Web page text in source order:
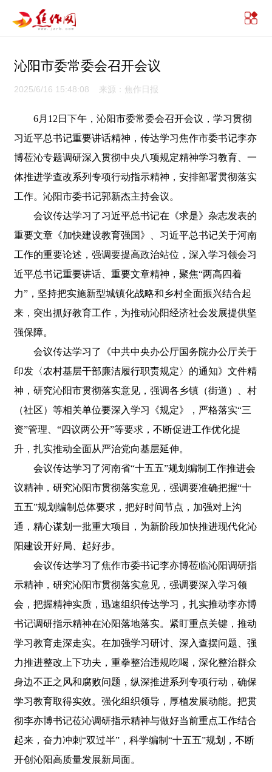
沁阳市委常委会召开会议
2025/6/16 15:48:08 来源：焦作日报
6月12日下午，沁阳市委常委会召开会议，学习贯彻
习近平总书记重要讲话精神，传达学习焦作市委书记李亦
博莅沁专题调研深入贯彻中央八项规定精神学习教育、一
体推进学查改系列专项行动指示精神，安排部署贯彻落实
工作。沁阳市委书记郭新杰主持会议。
会议传达学习了习近平总书记在《求是》杂志发表的
重要文章《加快建设教育强国》、习近平总书记关于河南
工作的重要论述，强调要提高政治站位，深入学习领会习
近平总书记重要讲话、重要文章精神，聚焦“两高四着
力”，坚持把实施新型城镇化战略和乡村全面振兴结合起
来，突出抓好教育工作，为推动沁阳经济社会发展提供坚
强保障。
会议传达学习了《中共中央办公厅国务院办公厅关于
印发〈农村基层干部廉洁履行职责规定〉的通知》文件精
神，研究沁阳市贯彻落实意见，强调各乡镇（街道）、村
（社区）等相关单位要深入学习《规定》，严格落实“三
资”管理、“四议两公开”等要求，不断促进工作优化提
升，扎实推动全面从严治党向基层延伸。
会议传达学习了河南省“十五五”规划编制工作推进会
议精神，研究沁阳市贯彻落实意见，强调要准确把握“十
五五”规划编制总体要求，把好时间节点，加强对上沟
通，精心谋划一批重大项目，为新阶段加快推进现代化沁
阳建设开好局、起好步。
会议传达学习了焦作市委书记李亦博莅临沁阳调研指
示精神，研究沁阳市贯彻落实意见，强调要深入学习领
会，把握精神实质，迅速组织传达学习，扎实推动李亦博
书记调研指示精神在沁阳落地落实。紧盯重点关键，推动
学习教育走深走实。在加强学习研讨、深入查摆问题、强
力推进整改上下功夫，重拳整治违规吃喝，深化整治群众
身边不正之风和腐败问题，纵深推进系列专项行动，确保
学习教育取得实效。强化组织领导，厚植发展动能。把贯
彻李亦博书记莅沁调研指示精神与做好当前重点工作结合
起来，奋力冲刺“双过半”，科学编制“十五五”规划，不断
开创沁阳高质量发展新局面。